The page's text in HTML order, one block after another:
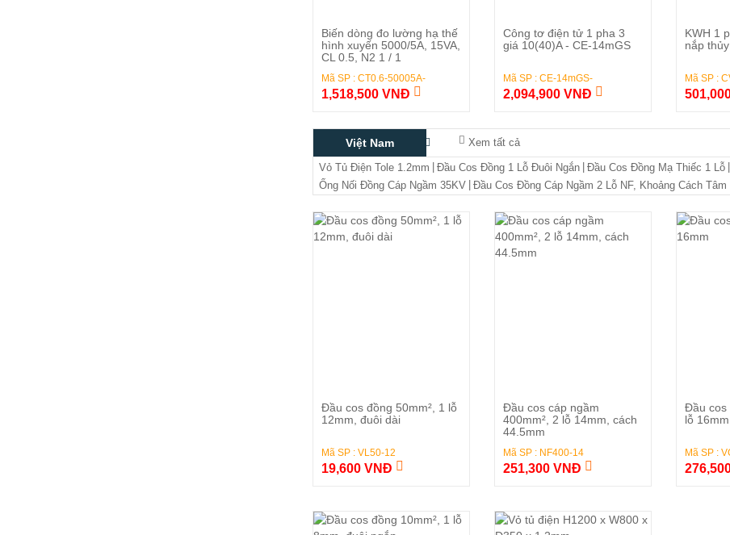
Đặt Hàng
Biến dòng đo lường hạ thế
hình xuyến 5000/5A, 15VA,
CL 0.5, N2 1 / 1
Mã SP : CT0.6-50005A-
1,518,500 VNĐ
Đặt Hàng
Công tơ điện tử 1 pha 3
giá 10(40)A - CE-14mGS
Mã SP : CE-14mGS-
2,094,900 VNĐ
KWH 1
nắp
Mã SP :
Việt Nam Xem tất cả
Vỏ Tủ Điện Tole 1.2mm Đầu Cos Đồng 1 Lỗ Đuôi Ngắn Đầu Cos Đồng Mạ Thiếc 1 Lỗ
Ống Nối Đồng Cáp Ngầm 35KV Đầu Cos Đồng Cáp Ngầm 2 Lỗ NF, Khoảng Cách Tâm
Đặt Hàng
Đầu cos đồng 50mm², 1 lỗ
12mm, đuôi dài
Mã SP : VL50-12
19,600 VNĐ
Đặt Hàng
Đầu cos cáp ngầm
400mm², 2 lỗ 14mm, cách
44.5mm
Mã SP : NF400-14
251,300 VNĐ
Đầu cos
lỗ 16mm
Mã SP :